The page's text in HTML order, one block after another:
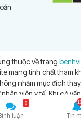
thuộc về trang
mang tính chất tham
nhằm mục đích
viên y tế. Khi có
đọc cần liên hệ
luận
0
Tin